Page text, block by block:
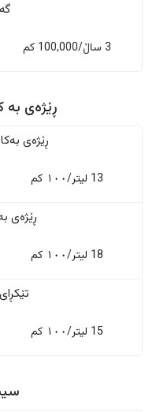
3 ساڵ/100,000 کم
ڕێژەى به
ڕێژەى
13 لیتر/١٠٠ کم
ڕێژەى
18 لیتر/١٠٠ کم
15 لیتر/١٠٠ کم